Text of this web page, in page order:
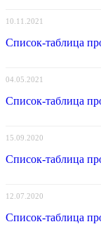
10.11.2021
Список-таблица
04.05.2021
Список-таблица
15.09.2020
Список-таблица
12.07.2020
Список-таблица